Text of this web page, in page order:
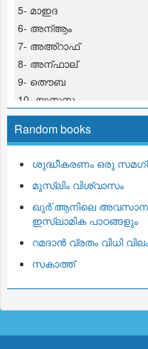
5- മാഇദ
6- അന്ആം
7- അഅ്റാഫ്
8- അന്ഫാല്
9- തൌബ
10- യൂനുസ
11- ഹൂദ്
12- യൂസുഫ്
14- ഇബ്റാഹീം
15- ഹിജ്റ്
16- നഹ് ല്
17- ഇസ് റാഅ്
18- കഹ്ഫ്
19- മറ് യം
22- ഹജ്ജ്
Random books
ശുദ്ധീകരണം ഒരു
മുസ്ലിം വിശ്വാസം
ഖുര്‍’ആനിലെ അവസാന
ഇസ്‌ലാമിക പാഠങ്ങളും
റമദാന്‍ വ്രതം വിധി
സകാത്ത്